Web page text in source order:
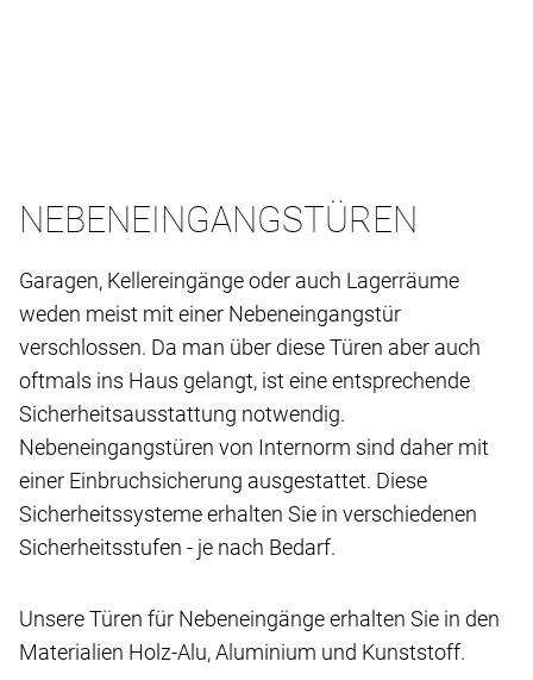
NEBENEINGANGSTÜREN
Garagen, Kellereingänge oder auch Lagerräume
weden meist mit einer Nebeneingangstür
verschlossen. Da man über diese Türen aber auch
oftmals ins Haus gelangt, ist eine entsprechende
Sicherheitsausstattung notwendig.
Nebeneingangstüren von Internorm sind daher mit
einer Einbruchsicherung ausgestattet. Diese
Sicherheitssysteme erhalten Sie in verschiedenen
Sicherheitsstufen - je nach Bedarf.
Unsere Türen für Nebeneingänge erhalten Sie in den
Materialien Holz-Alu, Aluminium und Kunststoff.